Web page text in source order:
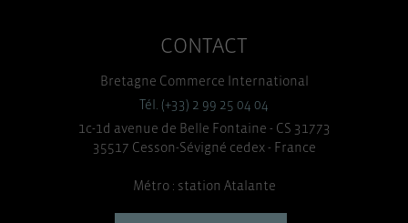
CONTACT
Bretagne Commerce International
Tél. (+33) 2 99 25 04 04
1c-1d avenue de Belle Fontaine - CS 31773
35517 Cesson-Sévigné cedex - France
Métro : station Atalante